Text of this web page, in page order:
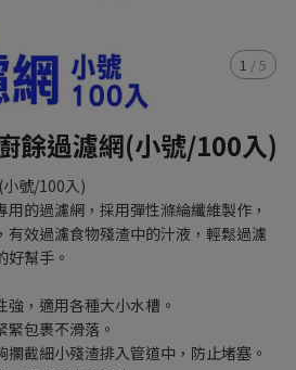
1 /5
餘過濾網(小號/100入)
號/100入)
的過濾網，採用彈性滌綸纖維製作，
有效過濾食物殘渣中的汁液，輕鬆過濾
幫手。
，適用各種大小水槽。
緊包裹不滑落。
截細小殘渣排入管道中，防止堵塞。